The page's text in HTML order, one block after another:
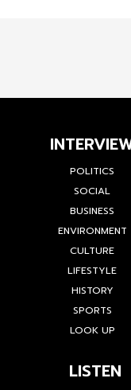
POLITICS
SOCIAL
BUSINESS
ENVIRONMENT
CULTURE
LIFESTYLE
HISTORY
SPORTS
LOOK UP
LISTEN